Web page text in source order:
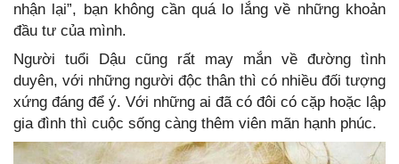
nhận lại”, bạn không cần quá lo lắng về những khoản
đầu tư của mình.
Người tuổi Dậu cũng rất may mắn về đường tình
duyên, với những người độc thân thì có nhiều đối tượng
xứng đáng để ý. Với những ai đã có đôi có cặp hoặc lập
gia đình thì cuộc sống càng thêm viên mãn hạnh phúc.